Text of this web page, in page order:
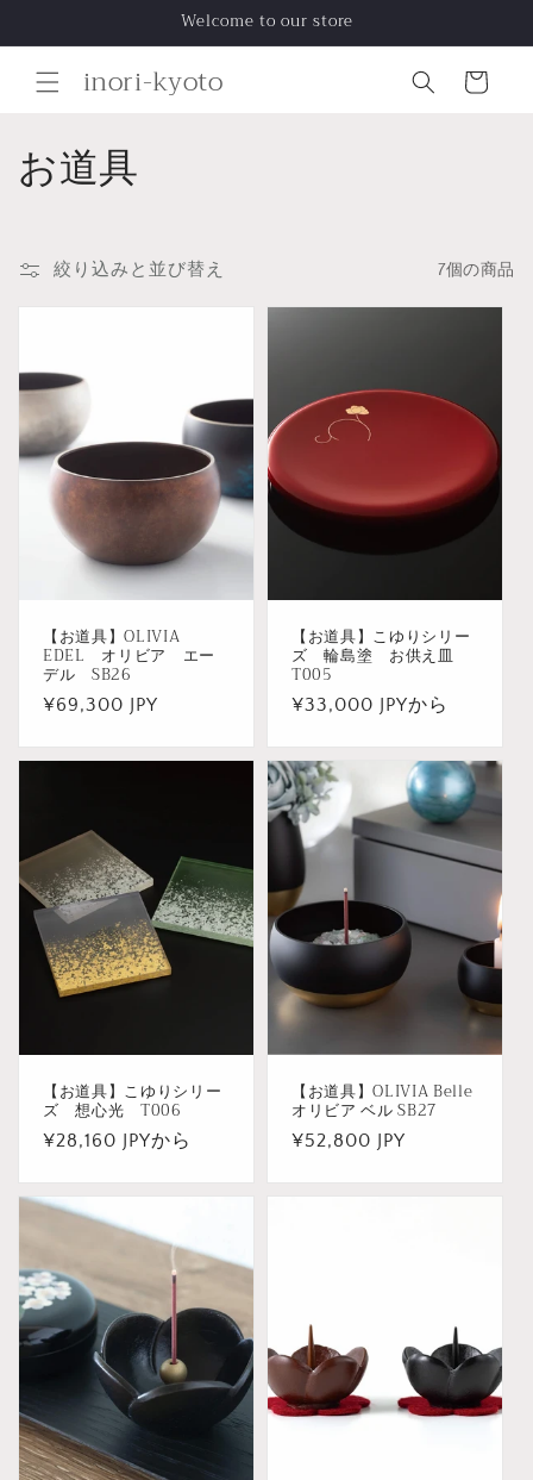
進む
Welcome to our store
inori-kyoto
カ
ー
コ
ク
ョ
ン
:
お道具
絞り込みと並び替え 7個の商品
【お道具】OLIVIA
EDEL オリビア エー
デル SB26
通
価
¥69,300 JPY
【お道具】こゆりシリー
ズ 輪島塗 お供え皿
T005
通
価
格
¥33,000 JPYから
【お道具】こゆりシリー
ズ 想心光 T006
通
価
¥28,160 JPYから
【お道具】OLIVIA Belle
オリビア ベル SB27
通
¥52,800 JPY